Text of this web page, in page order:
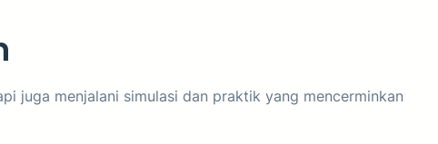
juga menjalani simulasi dan praktik yang mencerminkan